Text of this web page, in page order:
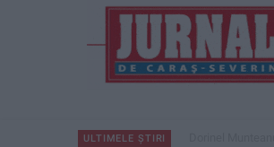
ULTIMELE ȘTIRI